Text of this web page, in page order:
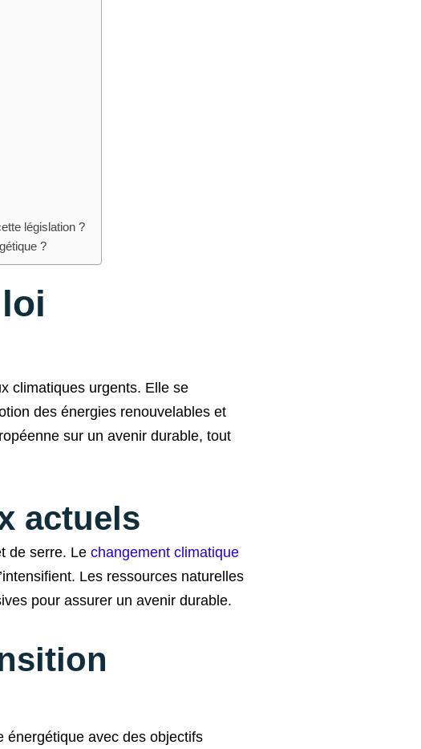
législation ?
?
climatiques urgents. Elle se
des énergies renouvelables et
sur un avenir durable, tout
actuels
de serre. Le changement climatique
Les ressources naturelles
pour assurer un avenir durable.
énergétique avec des objectifs